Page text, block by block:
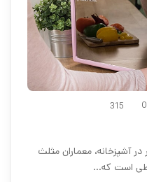
0
315
آشپزخانه، معماران مثلث
است که…